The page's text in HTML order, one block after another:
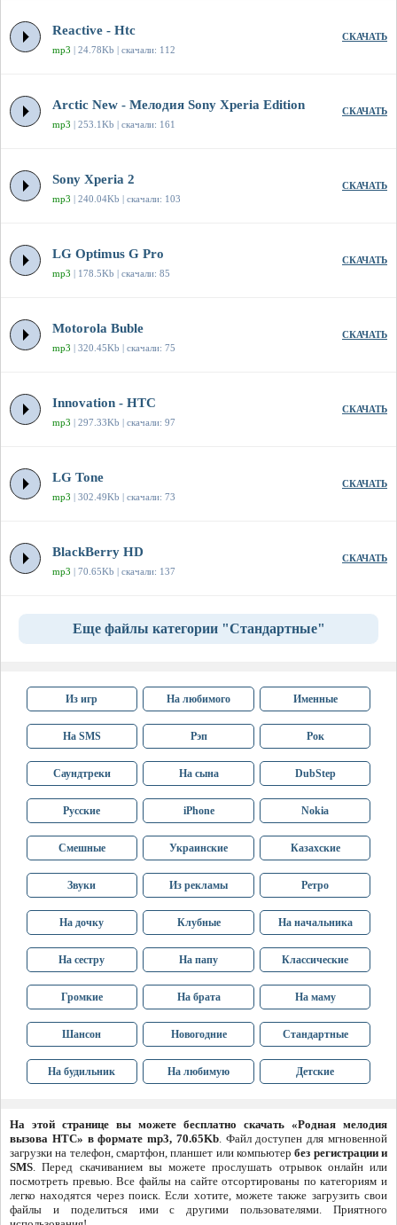
Reactive - Htc
mp3 | 24.78Kb | скачали: 112
СКАЧАТЬ
Arctic New - Мелодия Sony Xperia Edition
mp3 | 253.1Kb | скачали: 161
СКАЧАТЬ
Sony Xperia 2
mp3 | 240.04Kb | скачали: 103
СКАЧАТЬ
LG Optimus G Pro
mp3 | 178.5Kb | скачали: 85
СКАЧАТЬ
Motorola Buble
mp3 | 320.45Kb | скачали: 75
СКАЧАТЬ
Innovation - HTC
mp3 | 297.33Kb | скачали: 97
СКАЧАТЬ
LG Tone
mp3 | 302.49Kb | скачали: 73
СКАЧАТЬ
BlackBerry HD
mp3 | 70.65Kb | скачали: 137
СКАЧАТЬ
Еще файлы категории "Стандартные"
Из игр На любимого Именные
На SMS Рэп Рок
Саундтреки На сына DubStep
Русские iPhone Nokia
Смешные Украинские Казахские
Звуки Из рекламы Ретро
На дочку Клубные На начальника
На сестру На папу Классические
Громкие На брата На маму
Шансон Новогодние Стандартные
На будильник На любимую Детские
На этой странице вы можете бесплатно скачать «Родная мелодия
вызова HTC» в формате mp3, 70.65Kb. Файл доступен для мгновенной
загрузки на телефон, смартфон, планшет или компьютербез регистрации и
SMS. Перед скачиванием вы можете прослушать отрывок онлайн или
посмотреть превью. Все файлы на сайте отсортированы по категориям и
легко находятся через поиск. Если хотите, можете также загрузить свои
файлы и поделиться ими с другими пользователями. Приятного